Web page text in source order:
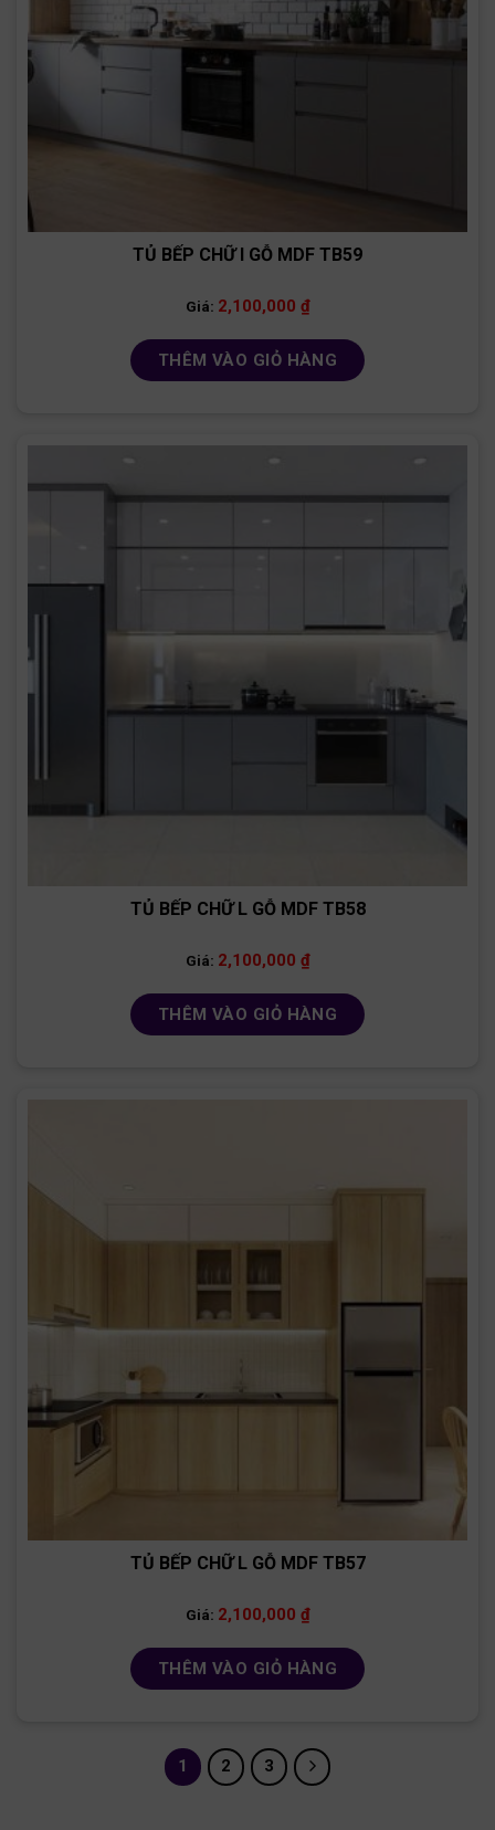
TỦ BẾP CHỮ I GỖ MDF TB59
Giá: 2,100,000 ₫
THÊM VÀO GIỎ HÀNG
TỦ BẾP CHỮ L GỖ MDF TB58
Giá: 2,100,000 ₫
THÊM VÀO GIỎ HÀNG
TỦ BẾP CHỮ L GỖ MDF TB57
Giá: 2,100,000 ₫
THÊM VÀO GIỎ HÀNG
1 2 3